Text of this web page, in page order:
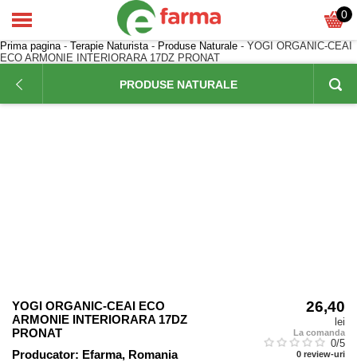
0
Prima pagina- Terapie Naturista- Produse Naturale - YOGI ORGANIC-CEAI
ECO ARMONIE INTERIORARA 17DZ PRONAT
PRODUSE NATURALE
YOGI ORGANIC-CEAI ECO
ARMONIE INTERIORARA 17DZ
PRONAT
Producator: Efarma, Romania
26,40
lei
La comanda
0/5
0 review-uri